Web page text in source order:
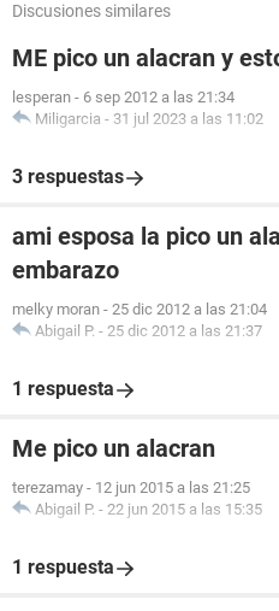
Discusiones similares
ME pico un alacran y
lesperan - 6 sep 2012 a las 21:34
Miligarcia - 31 jul 2023 a las 11:02
3 respuestas
ami esposa la pico un
embarazo
melky moran - 25 dic 2012 a las 21:04
Abigail P. - 25 dic 2012 a las 21:37
1 respuesta
Me pico un alacran
terezamay - 12 jun 2015 a las 21:25
Abigail P. - 22 jun 2015 a las 15:35
1 respuesta